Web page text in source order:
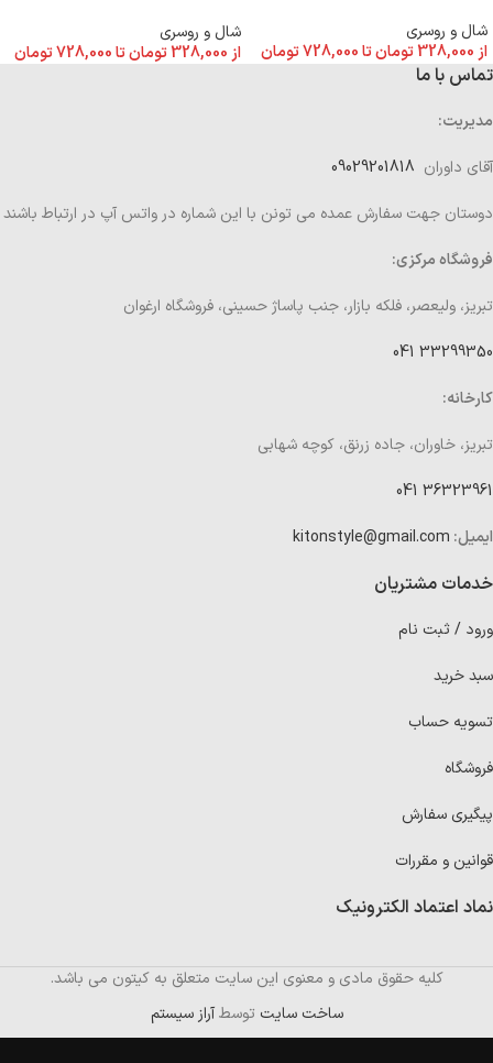
شال و روسری
از 328,000تومانتا728,000تومان
شال و روسری
از 328,000تومانتا728,000تومان
تماس با ما
مدیریت:
آقای داوران
دوستان جهت سفارش عمده می تونن با این شماره در واتس آپ در ارتباط باشند
فروشگاه مرکزی:
تبریز، ولیعصر، فلکه بازار، جنب پاساژ حسینی، فروشگاه ارغوان
33299350 041
کارخانه:
تبریز، خاوران، جاده زرنق، کوچه شهابی
36323961 041
ایمیل: kitonstyle@gmail.com
خدمات مشتریان
ورود / ثبت نام
سبد خرید
تسویه حساب
فروشگاه
پیگیری سفارش
قوانین و مقررات
نماد اعتماد الکترونیک
کلیه حقوق مادی و معنوی این سایت متعلق به کیتون می باشد.
ساخت سایت توسطآراز سیستم